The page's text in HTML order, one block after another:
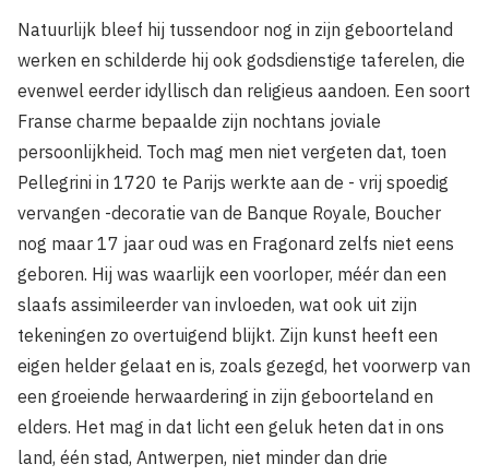
Natuurlijk bleef hij tussendoor nog in zijn geboorteland
werken en schilderde hij ook godsdienstige taferelen, die
evenwel eerder idyllisch dan religieus aandoen. Een soort
Franse charme bepaalde zijn nochtans joviale
persoonlijkheid. Toch mag men niet vergeten dat, toen
Pellegrini in 1720 te Parijs werkte aan de - vrij spoedig
vervangen -decoratie van de Banque Royale, Boucher
nog maar 17 jaar oud was en Fragonard zelfs niet eens
geboren. Hij was waarlijk een voorloper, méér dan een
slaafs assimileerder van invloeden, wat ook uit zijn
tekeningen zo overtuigend blijkt. Zijn kunst heeft een
eigen helder gelaat en is, zoals gezegd, het voorwerp van
een groeiende herwaardering in zijn geboorteland en
elders. Het mag in dat licht een geluk heten dat in ons
land, één stad, Antwerpen, niet minder dan drie